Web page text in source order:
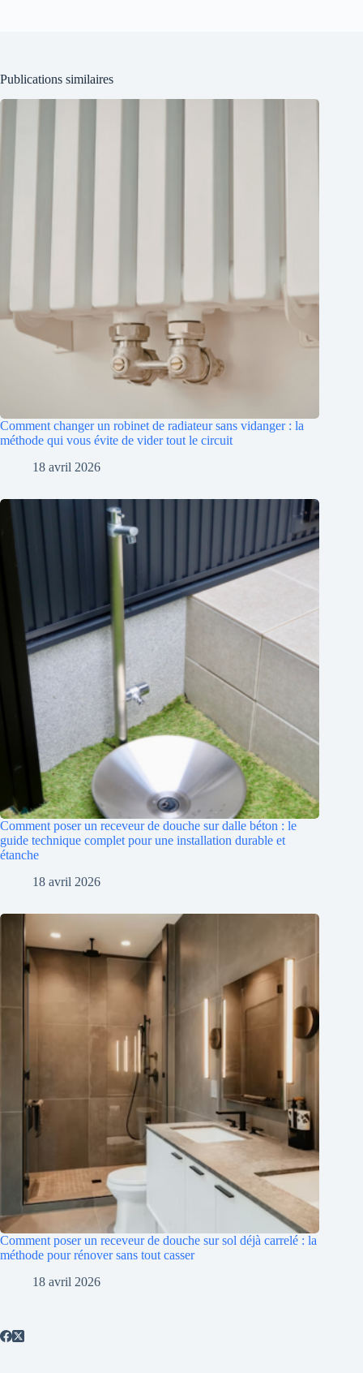
Publications similaires
Comment changer un robinet de radiateur sans vidanger : la
méthode qui vous évite de vider tout le circuit
18 avril 2026
Comment poser un receveur de douche sur dalle béton : le
guide technique complet pour une installation durable et
étanche
18 avril 2026
Comment poser un receveur de douche sur sol déjà carrelé : la
méthode pour rénover sans tout casser
18 avril 2026